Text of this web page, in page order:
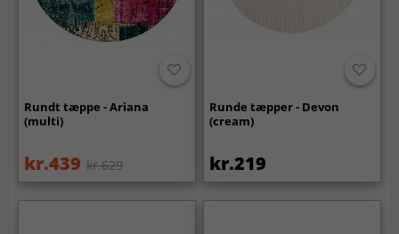
Rundt tæppe - Ariana
(multi)
kr.439 kr.629
Runde tæpper - Devon
(cream)
kr.219